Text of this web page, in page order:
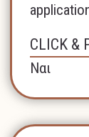
CLICK &
Ναι